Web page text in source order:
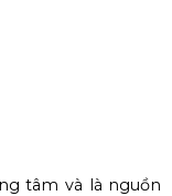
tâm và là nguồn